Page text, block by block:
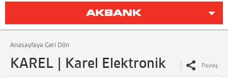
Anasayfaya Geri Dön
KAREL | Karel Elektronik Paylaş